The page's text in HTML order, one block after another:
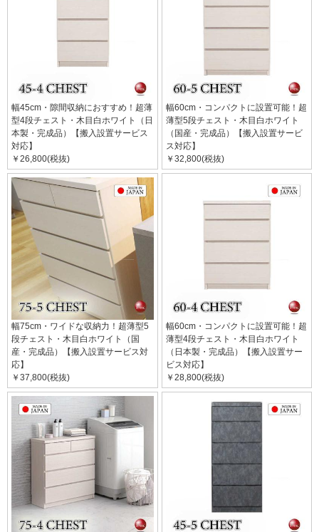
幅45cm・隙間収納におすすめ！超薄
型4段チェスト・木目白ホワイト（日
本製・完成品）【搬入設置サービス
対応】
￥26,800(税抜)
幅60cm・コンパクトに設置可能！超
薄型5段チェスト・木目白ホワイト
（国産・完成品）【搬入設置サービ
ス対応】
￥32,800(税抜)
幅75cm・ワイドな収納力！超薄型5
段チェスト・木目白ホワイト（国
産・完成品）【搬入設置サービス対
応】
￥37,800(税抜)
幅60cm・コンパクトに設置可能！超
薄型4段チェスト・木目白ホワイト
（日本製・完成品）【搬入設置サー
ビス対応】
￥28,800(税抜)